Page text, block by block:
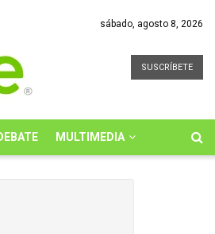
sábado, agosto 8, 2026
SUSCRÍBETE
MULTIMEDIA